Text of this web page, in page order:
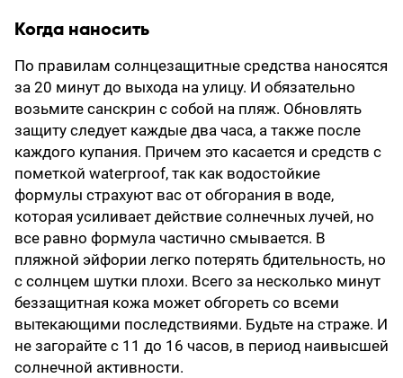
Когда наносить
По правилам солнцезащитные средства наносятся
за 20 минут до выхода на улицу. И обязательно
возьмите санскрин с собой на пляж. Обновлять
защиту следует каждые два часа, а также после
каждого купания. Причем это касается и средств с
пометкой waterproof, так как водостойкие
формулы страхуют вас от обгорания в воде,
которая усиливает действие солнечных лучей, но
все равно формула частично смывается. В
пляжной эйфории легко потерять бдительность, но
с солнцем шутки плохи. Всего за несколько минут
беззащитная кожа может обгореть со всеми
вытекающими последствиями. Будьте на страже. И
не загорайте с 11 до 16 часов, в период наивысшей
солнечной активности.